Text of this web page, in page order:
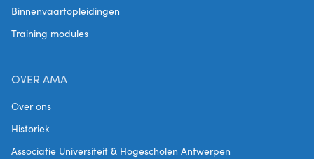
Binnenvaartopleidingen
Training modules
OVER AMA
Over ons
Historiek
Associatie Universiteit & Hogescholen Antwerpen